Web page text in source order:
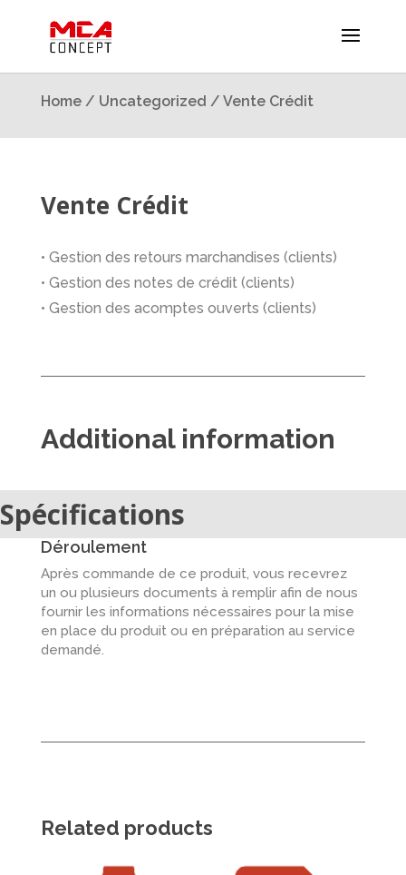
Home/ Uncategorized / Vente Crédit
Vente Crédit
• Gestion des retours marchandises (clients)
• Gestion des notes de crédit (clients)
• Gestion des acomptes ouverts (clients)
Additional information
Spécifications
Déroulement
Après commande de ce produit, vous recevrez
un ou plusieurs documents à remplir afin de nous
fournir les informations nécessaires pour la mise
en place du produit ou en préparation au service
demandé.
Related products